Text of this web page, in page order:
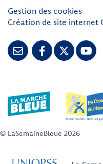
Gestion des cookies
Création de site internet
© LaSemaineBleue 2026